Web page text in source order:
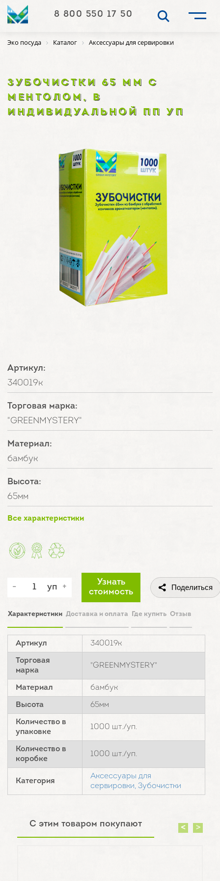
8 800 550 17 50
Эко посуда Каталог Аксессуары для сервировки
ЗУБОЧИСТКИ 65 ММ С
МЕНТОЛОМ, В
ИНДИВИДУАЛЬНОЙ ПП УП
Артикул:
340019к
Торговая марка:
"GREENMYSTERY"
Материал:
бамбук
Высота:
65мм
Все характеристики
уп
Узнать
стоимость
Поделиться
Характеристики Доставка и оплата Где купить Отзыв
Артикул 340019к
Торговая
марка
"GREENMYSTERY"
Материал бамбук
Высота 65мм
Количество в
упаковке
1000 шт./уп.
Количество в
коробке
1000 шт./уп.
Категория
Аксессуары для
сервировки, Зубочистки
С этим товаром покупают